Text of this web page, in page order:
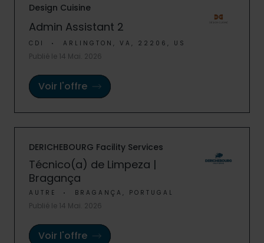
Design Cuisine
Admin Assistant 2
CDI ARLINGTON, VA, 22206, US
Publié le 14 Mai. 2026
Voir l'offre
DERICHEBOURG Facility Services
Técnico(a) de Limpeza |
Bragança
AUTRE BRAGANÇA, PORTUGAL
Publié le 14 Mai. 2026
Voir l'offre